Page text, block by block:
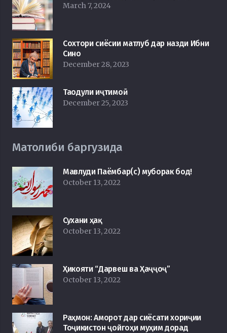
March 7, 2024
Сохтори сиёсии матлуб дар назди Ибни
Сино
December 28, 2023
Таодули иҷтимоӣ
December 25, 2023
Матолиби баргузида
Мавлуди Паёмбар(с) муборак бод!
October 13, 2022
Сухани ҳақ
October 13, 2022
Ҳикояти “Дарвеш ва Ҳаҷҷоҷ”
October 13, 2022
Раҳмон: Аморот дар сиёсати хориҷии
Тоҷикистон ҷойгоҳи муҳим дорад